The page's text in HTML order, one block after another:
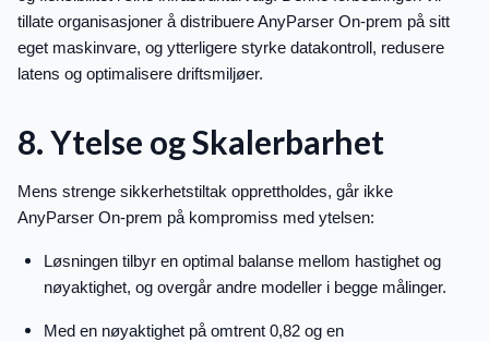
tillate organisasjoner å distribuere AnyParser On-prem på sitt
eget maskinvare, og ytterligere styrke datakontroll, redusere
latens og optimalisere driftsmiljøer.
8. Ytelse og Skalerbarhet
Mens strenge sikkerhetstiltak opprettholdes, går ikke
AnyParser On-prem på kompromiss med ytelsen:
Løsningen tilbyr en optimal balanse mellom hastighet og
nøyaktighet, og overgår andre modeller i begge målinger.
Med en nøyaktighet på omtrent 0,82 og en